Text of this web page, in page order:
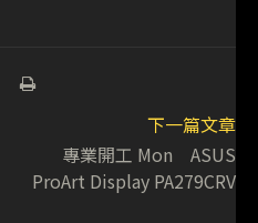
下一篇文章
專業開工 Mon ASUS
ProArt Display PA279CRV